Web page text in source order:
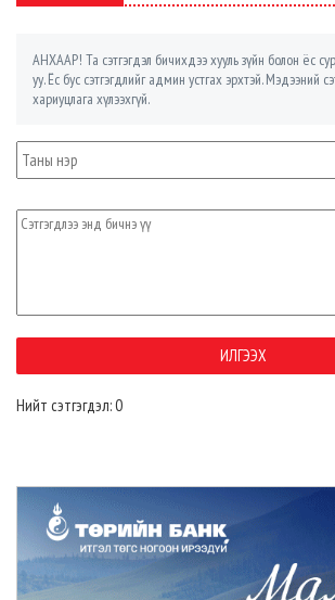
АНХААР! Та сэтгэгдэл бичихдээ хууль зүйн болон ёс
уу. Ёс бус сэтгэгдлийг админ устгах эрхтэй. Мэдээний
хариуцлага хүлээхгүй.
Нийт сэтгэгдэл: 0